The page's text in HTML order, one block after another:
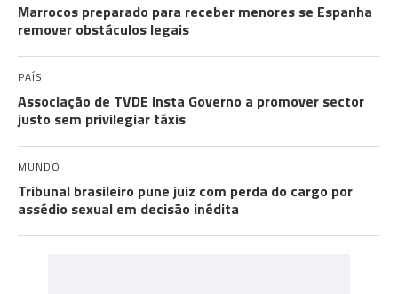
Marrocos preparado para receber menores se Espanha
remover obstáculos legais
PAÍS
Associação de TVDE insta Governo a promover sector
justo sem privilegiar táxis
MUNDO
Tribunal brasileiro pune juiz com perda do cargo por
assédio sexual em decisão inédita